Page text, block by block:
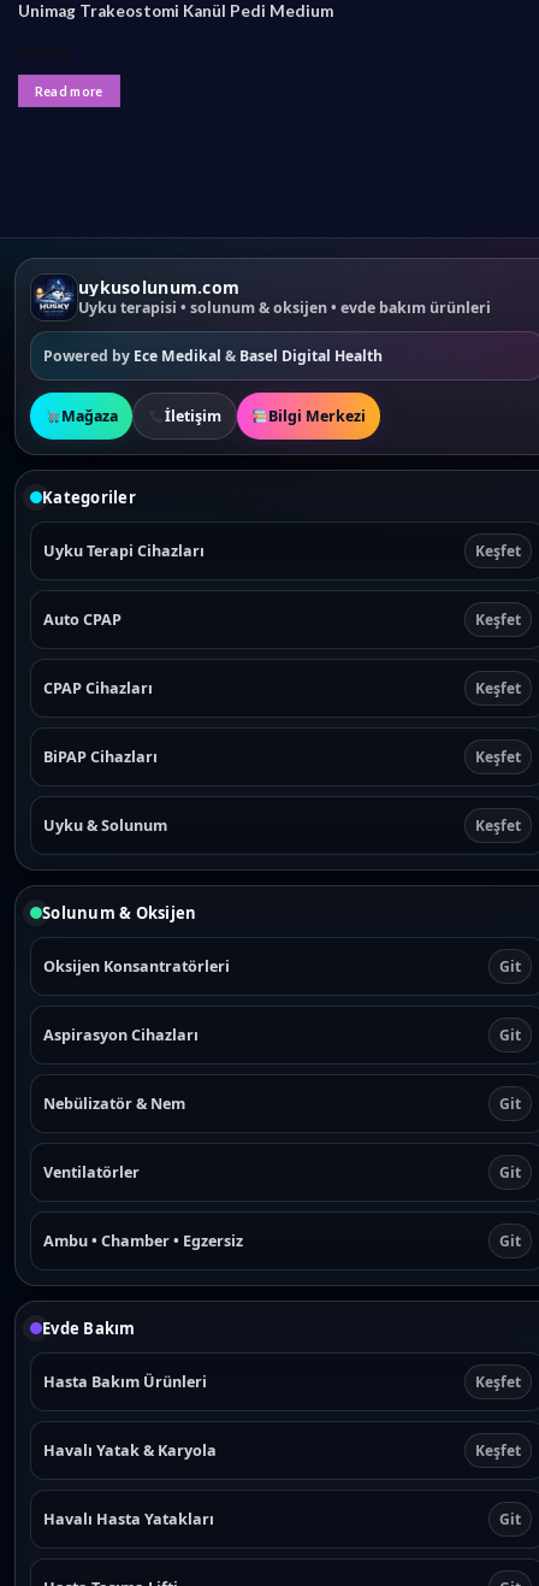
Unimag Trakeostomi Kanül Pedi Medium
Read more
uykusolunum.com
Uyku terapisi • solunum & oksijen • evde bakım ürünleri
Powered by Ece Medikal & Basel Digital Health
Mağaza İletişim Bilgi Merkezi
Kategoriler
Uyku Terapi Cihazları Keşfet
Auto CPAP Keşfet
CPAP Cihazları Keşfet
BiPAP Cihazları Keşfet
Uyku & Solunum Keşfet
Solunum & Oksijen
Oksijen Konsantratörleri Git
Aspirasyon Cihazları Git
Nebülizatör & Nem Git
Ventilatörler Git
Ambu • Chamber • Egzersiz Git
Evde Bakım
Hasta Bakım Ürünleri Keşfet
Havalı Yatak & Karyola Keşfet
Havalı Hasta Yatakları Git